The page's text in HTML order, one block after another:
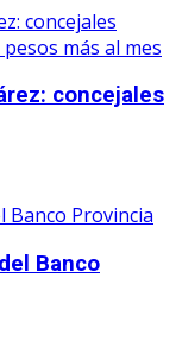
concejales
Banco